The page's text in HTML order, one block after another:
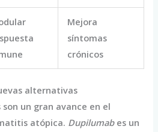
Mejora
síntomas
crónicos
alternativas
un gran avance en el
atópica. Dupilumabes un